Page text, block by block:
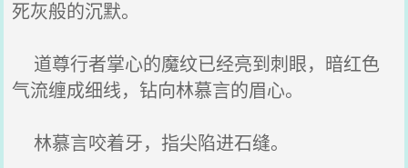
死灰般的沉默。
道尊行者掌心的魔纹已经亮到刺眼，暗红色
气流缠成细线，钻向林慕言的眉心。
林慕言咬着牙，指尖陷进石缝。